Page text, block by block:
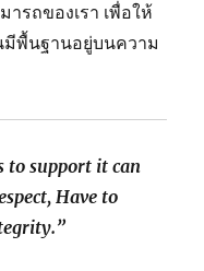
รถของเรา เพื่อให้
มีพื้นฐานอยู่บนความ
to support it can
Have to